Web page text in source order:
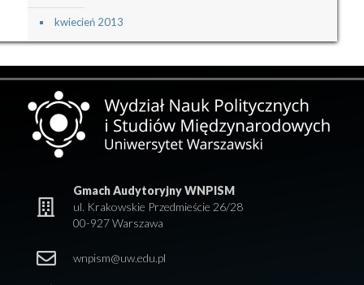
kwiecień 2013
Gmach Audytoryjny WNPISM
ul. Krakowskie Przedmieście 26/28
00-927 Warszawa
wnpism@uw.edu.pl